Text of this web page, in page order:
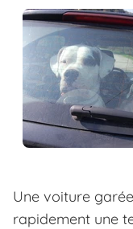
Une voiture
rapidement une